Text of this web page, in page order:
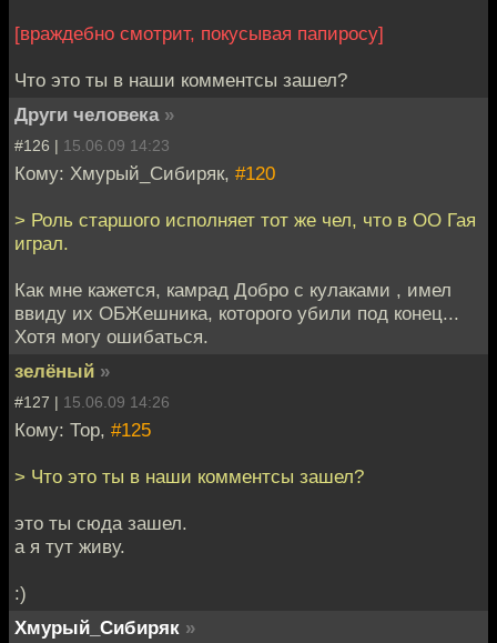
[враждебно смотрит, покусывая папиросу]
Что это ты в наши комментсы зашел?
Други человека »
#126 | 15.06.09 14:23
Кому: Хмурый_Сибиряк, #120
> Роль старшого исполняет тот же чел, что в ОО Гая
играл.
Как мне кажется, камрад Добро с кулаками , имел
ввиду их ОБЖешника, которого убили под конец...
Хотя могу ошибаться.
зелёный »
#127 | 15.06.09 14:26
Кому: Тор, #125
> Что это ты в наши комментсы зашел?
это ты сюда зашел.
а я тут живу.
:)
Хмурый_Сибиряк »